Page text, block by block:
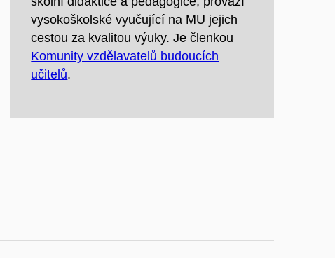
vysokoškolské vyučující na MU jejich
cestou za kvalitou výuky. Je členkou
Komunity vzdělavatelů budoucích
učitelů.